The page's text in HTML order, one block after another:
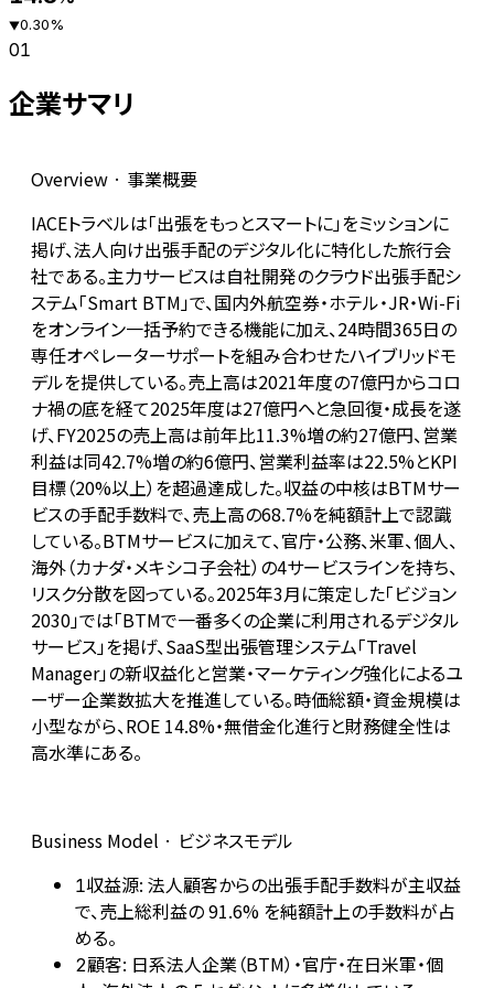
▼0.30%
01
企業サマリ
Overview · 事業概要
IACEトラベルは「出張をもっとスマートに」をミッションに
掲げ、法人向け出張手配のデジタル化に特化した旅行会
社である。主力サービスは自社開発のクラウド出張手配シ
ステム「Smart BTM」で、国内外航空券・ホテル・JR・Wi-Fi
をオンライン一括予約できる機能に加え、24時間365日の
専任オペレーターサポートを組み合わせたハイブリッドモ
デルを提供している。売上高は2021年度の7億円からコロ
ナ禍の底を経て2025年度は27億円へと急回復・成長を遂
げ、FY2025の売上高は前年比11.3%増の約27億円、営業
利益は同42.7%増の約6億円、営業利益率は22.5%とKPI
目標（20%以上）を超過達成した。収益の中核はBTMサー
ビスの手配手数料で、売上高の68.7%を純額計上で認識
している。BTMサービスに加えて、官庁・公務、米軍、個人、
海外（カナダ・メキシコ子会社）の4サービスラインを持ち、
リスク分散を図っている。2025年3月に策定した「ビジョン
2030」では「BTMで一番多くの企業に利用されるデジタル
サービス」を掲げ、SaaS型出張管理システム「Travel
Manager」の新収益化と営業・マーケティング強化によるユ
ーザー企業数拡大を推進している。時価総額・資金規模は
小型ながら、ROE 14.8%・無借金化進行と財務健全性は
高水準にある。
Business Model · ビジネスモデル
1収益源: 法人顧客からの出張手配手数料が主収益
で、売上総利益の 91.6% を純額計上の手数料が占
める。
2顧客: 日系法人企業（BTM）・官庁・在日米軍・個